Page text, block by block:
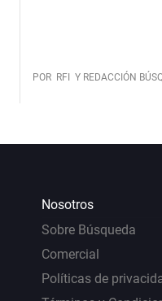
POR RFI Y REDACCIÓN
Nosotros
Sobre Búsqueda
Comercial
Políticas de